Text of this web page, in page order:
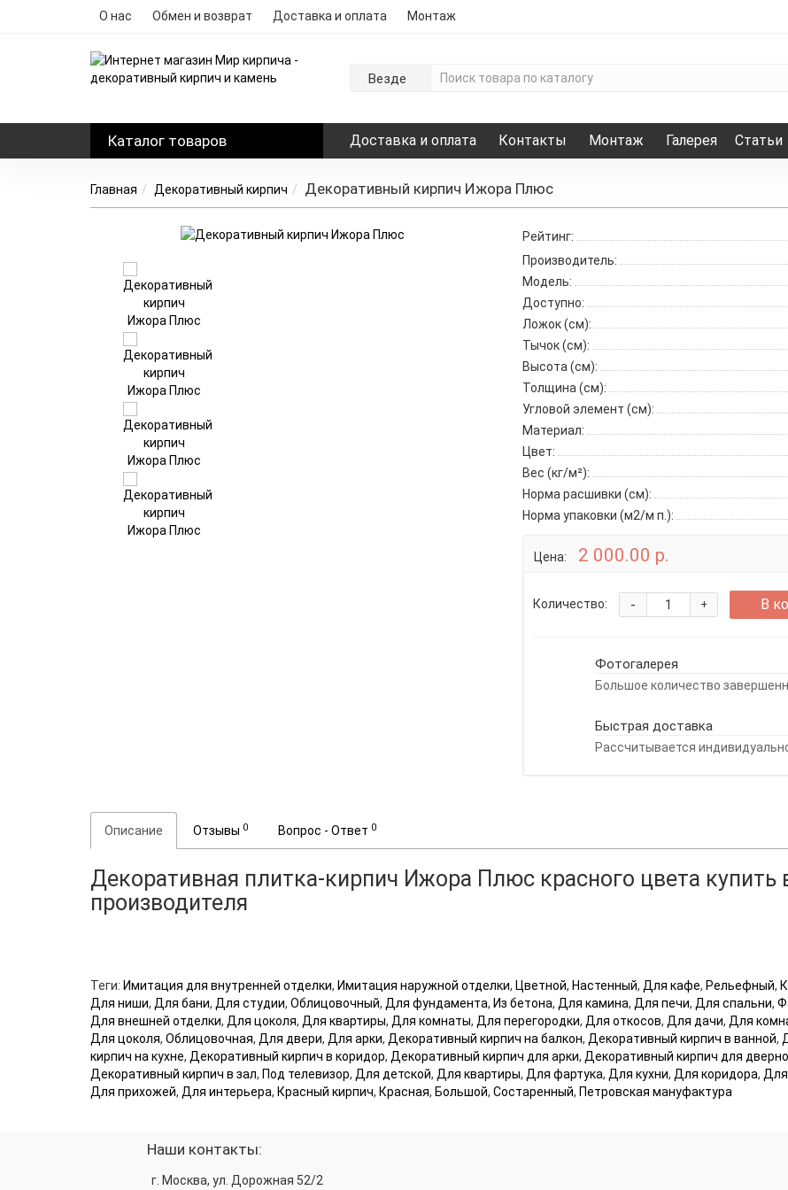
О нас Обмен и возврат Доставка и оплата Монтаж
Везде
Каталог товаров Доставка и оплата Контакты Монтаж Галерея Статьи
Главная Декоративный кирпич Декоративный кирпич Ижора Плюс
Рейтинг:
Производитель:
Модель:
Доступно:
Ложок (см):
Тычок (см):
Высота (см):
Толщина (см):
Угловой элемент (см):
Материал:
Цвет:
Вес (кг/м²):
Норма расшивки (см):
Норма упаковки (м2/м п.):
Цена: 2 000.00 р.
Количество: +
- В
Фотогалерея
Большое количество
Быстрая доставка
Рассчитывается
Описание Отзывы 0 Вопрос - Ответ 0
Декоративная плитка-кирпич Ижора Плюс красного цвета купить
производителя
Теги: Имитация для внутренней отделки, Имитация наружной отделки, Цветной, Настенный, Для кафе, Рельефный,
Для ниши, Для бани, Для студии, Облицовочный, Для фундамента, Из бетона, Для камина, Для печи, Для спальни,
Для внешней отделки, Для цоколя, Для квартиры, Для комнаты, Для перегородки, Для откосов, Для дачи, Для
Для цоколя, Облицовочная, Для двери, Для арки, Декоративный кирпич на балкон, Декоративный кирпич в ванной,
кирпич на кухне, Декоративный кирпич в коридор, Декоративный кирпич для арки, Декоративный кирпич для
Декоративный кирпич в зал, Под телевизор, Для детской, Для квартиры, Для фартука, Для кухни, Для коридора, Для
Для прихожей, Для интерьера, Красный кирпич, Красная, Большой, Состаренный, Петровская мануфактура
Наши контакты:
г. Москва, ул. Дорожная 52/2